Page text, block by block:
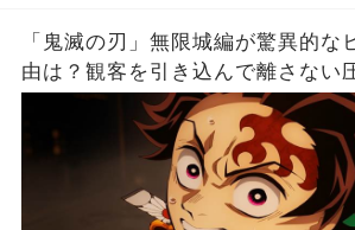
「鬼滅の刃」無限城編が驚異的な
由は？観客を引き込んで離さない